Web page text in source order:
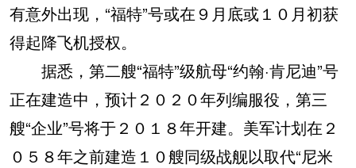
有意外出现，“福特”号或在９月底或１０月初获
得起降飞机授权。
据悉，第二艘“福特”级航母“约翰·肯尼迪”号
正在建造中，预计２０２０年列编服役，第三
艘“企业”号将于２０１８年开建。美军计划在２
０５８年之前建造１０艘同级战舰以取代“尼米